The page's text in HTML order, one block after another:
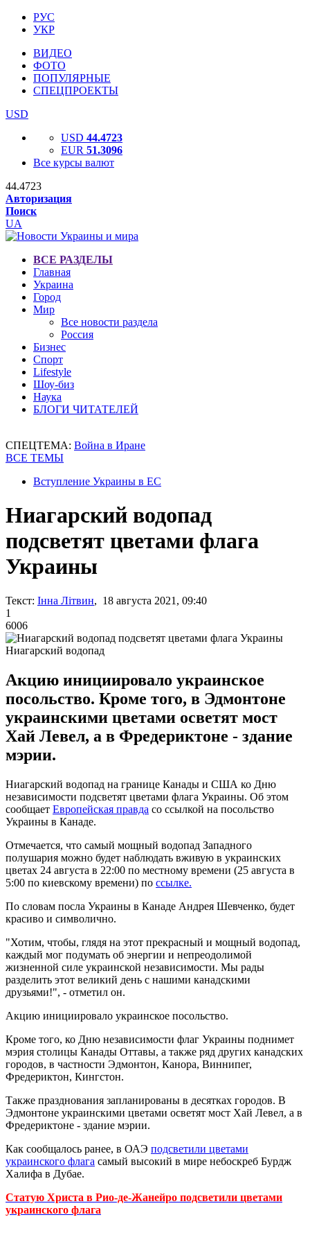
РУС
УКР
ВИДЕО
ФОТО
ПОПУЛЯРНЫЕ
СПЕЦПРОЕКТЫ
USD
USD 44.4723
EUR 51.3096
Все курсы валют
44.4723
Авторизация
Поиск
UA
ВСЕ РАЗДЕЛЫ
Главная
Украина
Город
Мир
Все новости раздела
Россия
Бизнес
Спорт
Lifestyle
Шоу-биз
Наука
БЛОГИ ЧИТАТЕЛЕЙ
СПЕЦТЕМА: Война в Иране
ВСЕ ТЕМЫ
Вступление Украины в ЕС
Ниагарский водопад
подсветят цветами флага
Украины
Текст: Інна Літвин, 18 августа 2021, 09:40
1
6006
Ниагарский водопад
Акцию инициировало украинское
посольство. Кроме того, в Эдмонтоне
украинскими цветами осветят мост
Хай Левел, а в Фредериктоне - здание
мэрии.
Ниагарский водопад на границе Канады и США ко Дню
независимости подсветят цветами флага Украины. Об этом
сообщает Европейская правда со ссылкой на посольство
Украины в Канаде.
Отмечается, что самый мощный водопад Западного
полушария можно будет наблюдать вживую в украинских
цветах 24 августа в 22:00 по местному времени (25 августа в
5:00 по киевскому времени) по ссылке.
По словам посла Украины в Канаде Андрея Шевченко, будет
красиво и символично.
"Хотим, чтобы, глядя на этот прекрасный и мощный водопад,
каждый мог подумать об энергии и непреодолимой
жизненной силе украинской независимости. Мы рады
разделить этот великий день с нашими канадскими
друзьями!", - отметил он.
Акцию инициировало украинское посольство.
Кроме того, ко Дню независимости флаг Украины поднимет
мэрия столицы Канады Оттавы, а также ряд других канадских
городов, в частности Эдмонтон, Канора, Виннипег,
Фредериктон, Кингстон.
Также празднования запланированы в десятках городов. В
Эдмонтоне украинскими цветами осветят мост Хай Левел, а в
Фредериктоне - здание мэрии.
Как сообщалось ранее, в ОАЭ подсветили цветами
украинского флага самый высокий в мире небоскреб Бурдж
Халифа в Дубае.
Статую Христа в Рио-де-Жанейро подсветили цветами
украинского флага